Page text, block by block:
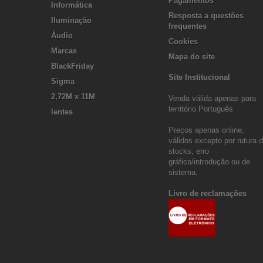
Informática
Iluminação
Áudio
Marcas
BlackFriday
Sigma
2,72M x 11M
lentes
Resposta a questões
frequentes
Cookies
Mapa do site
Site Institucional
Venda válida apenas para
território Português
Preços apenas online,
válidos excepto por rutura
stocks, erro
gráfico/introdução ou de
sistema.
Livro de reclamações